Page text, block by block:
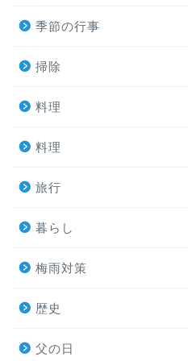
季節の行事
掃除
料理
料理
旅行
暮らし
梅雨対策
歴史
父の日